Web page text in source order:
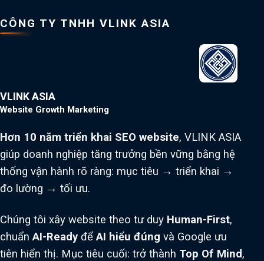
CÔNG TY TNHH VLINK ASIA
VLINK ASIA
Website Growth Marketing
Hơn 10 năm triển khai SEO website, VLINK ASIA
giúp doanh nghiệp tăng trưởng bền vững bằng hệ
thống vận hành rõ ràng: mục tiêu → triển khai →
đo lường → tối ưu.
Chúng tôi xây website theo tư duy Human-First,
chuẩnAI-Ready đểAI hiểu đúng và Google ưu
tiên hiển thị. Mục tiêu cuối: trở thành Top Of Mind,